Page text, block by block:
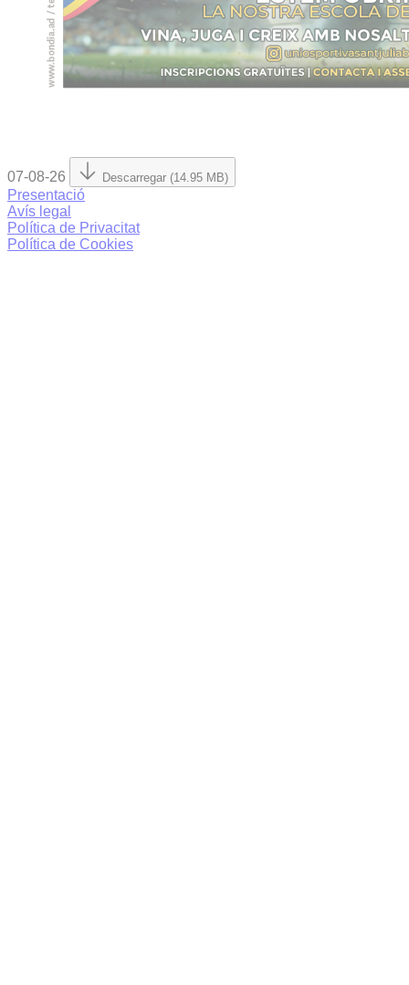
07-08-26 Descarregar (14.95 MB)
Presentació
Avís legal
Política de Privacitat
Política de Cookies